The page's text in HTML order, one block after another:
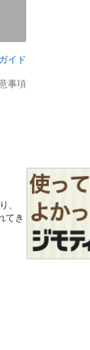
イド
事項
、
てき